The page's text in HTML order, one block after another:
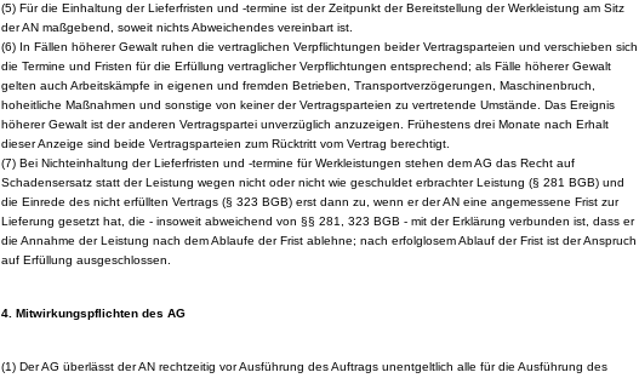
(5) Für die Einhaltung der Lieferfristen und -termine ist der Zeitpunkt der Bereitstellung der Werkleistung am Sitz
der AN maßgebend, soweit nichts Abweichendes vereinbart ist.
(6) In Fällen höherer Gewalt ruhen die vertraglichen Verpflichtungen beider Vertragsparteien und verschieben sich
die Termine und Fristen für die Erfüllung vertraglicher Verpflichtungen entsprechend; als Fälle höherer Gewalt
gelten auch Arbeitskämpfe in eigenen und fremden Betrieben, Transportverzögerungen, Maschinenbruch,
hoheitliche Maßnahmen und sonstige von keiner der Vertragsparteien zu vertretende Umstände. Das Ereignis
höherer Gewalt ist der anderen Vertragspartei unverzüglich anzuzeigen. Frühestens drei Monate nach Erhalt
dieser Anzeige sind beide Vertragsparteien zum Rücktritt vom Vertrag berechtigt.
(7) Bei Nichteinhaltung der Lieferfristen und -termine für Werkleistungen stehen dem AG das Recht auf
Schadensersatz statt der Leistung wegen nicht oder nicht wie geschuldet erbrachter Leistung (§ 281 BGB) und
die Einrede des nicht erfüllten Vertrags (§ 323 BGB) erst dann zu, wenn er der AN eine angemessene Frist zur
Lieferung gesetzt hat, die - insoweit abweichend von §§ 281, 323 BGB - mit der Erklärung verbunden ist, dass er
die Annahme der Leistung nach dem Ablaufe der Frist ablehne; nach erfolglosem Ablauf der Frist ist der Anspruch
auf Erfüllung ausgeschlossen.
4. Mitwirkungspflichten des AG
(1) Der AG überlässt der AN rechtzeitig vor Ausführung des Auftrags unentgeltlich alle für die Ausführung des